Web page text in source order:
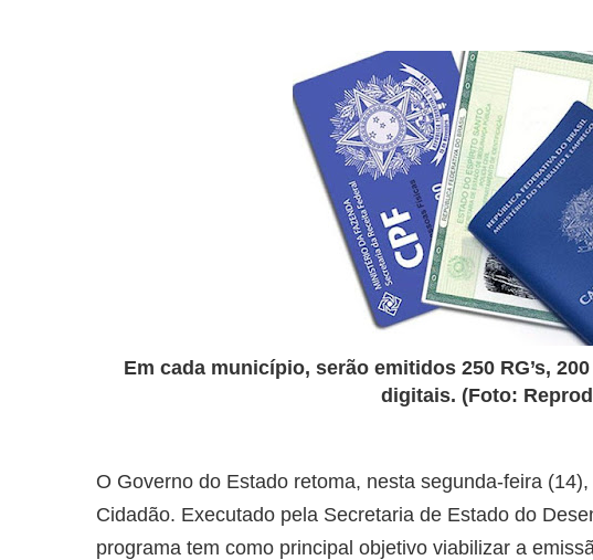
Em cada município, serão emitidos 250 RG’s,
digitais. (Foto:
O Governo do Estado retoma, nesta segunda-feira
Cidadão. Executado pela Secretaria de Estado do
programa tem como principal objetivo viabilizar a